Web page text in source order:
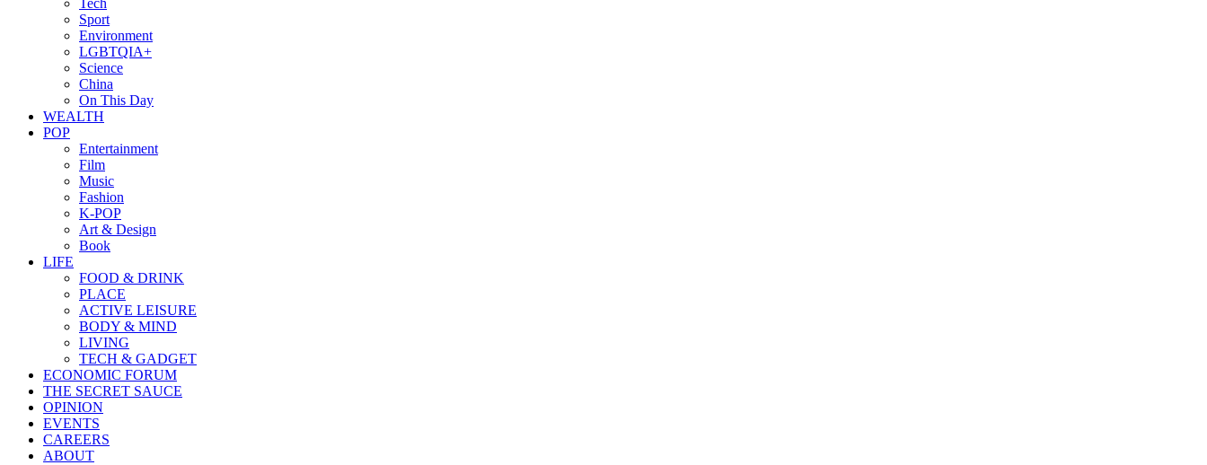
Tech
Sport
Environment
LGBTQIA+
Science
China
On This Day
WEALTH
POP
Entertainment
Film
Music
Fashion
K-POP
Art & Design
Book
LIFE
FOOD & DRINK
PLACE
ACTIVE LEISURE
BODY & MIND
LIVING
TECH & GADGET
ECONOMIC FORUM
THE SECRET SAUCE​
OPINION
EVENTS
CAREERS
ABOUT